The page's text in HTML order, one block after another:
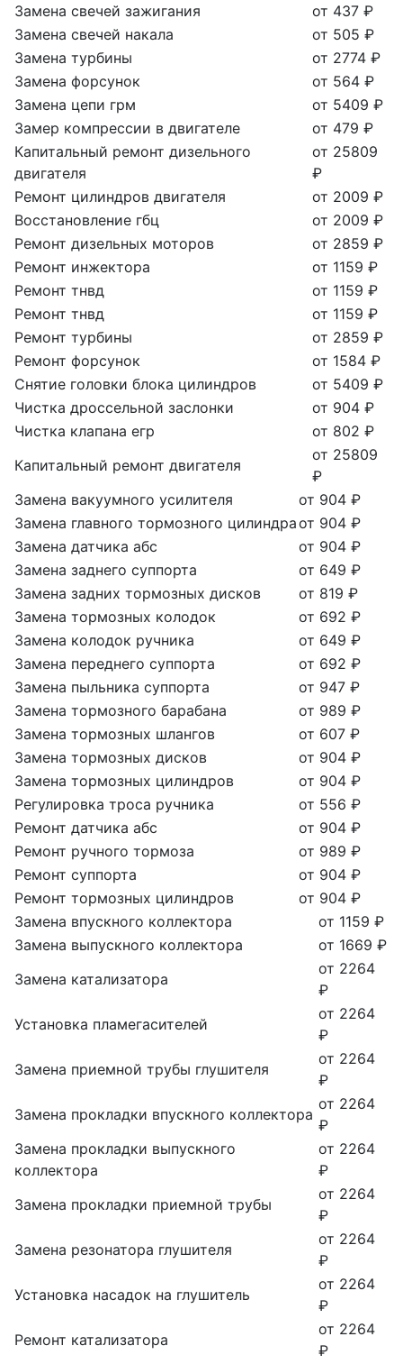
Замена свечей зажигания
от 437 ₽
Замена свечей накала
от 505 ₽
Замена турбины
от 2774 ₽
Замена форсунок
от 564 ₽
Замена цепи грм
от 5409 ₽
Замер компрессии в двигателе
от 479 ₽
Капитальный ремонт дизельного
двигателя
от 25809
₽
Ремонт цилиндров двигателя
от 2009 ₽
Восстановление гбц
от 2009 ₽
Ремонт дизельных моторов
от 2859 ₽
Ремонт инжектора
от 1159 ₽
Ремонт тнвд
от 1159 ₽
Ремонт тнвд
от 1159 ₽
Ремонт турбины
от 2859 ₽
Ремонт форсунок
от 1584 ₽
Снятие головки блока цилиндров
от 5409 ₽
Чистка дроссельной заслонки
от 904 ₽
Чистка клапана егр
от 802 ₽
Капитальный ремонт двигателя
от 25809
₽
Замена вакуумного усилителя
от 904 ₽
Замена главного тормозного цилиндраот 904 ₽
Замена датчика абс
от 904 ₽
Замена заднего суппорта
от 649 ₽
Замена задних тормозных дисков
от 819 ₽
Замена тормозных колодок
от 692 ₽
Замена колодок ручника
от 649 ₽
Замена переднего суппорта
от 692 ₽
Замена пыльника суппорта
от 947 ₽
Замена тормозного барабана
от 989 ₽
Замена тормозных шлангов
от 607 ₽
Замена тормозных дисков
от 904 ₽
Замена тормозных цилиндров
от 904 ₽
Регулировка троса ручника
от 556 ₽
Ремонт датчика абс
от 904 ₽
Ремонт ручного тормоза
от 989 ₽
Ремонт суппорта
от 904 ₽
Ремонт тормозных цилиндров
от 904 ₽
Замена впускного коллектора
от 1159 ₽
Замена выпускного коллектора
от 1669 ₽
Замена катализатора
от 2264
₽
Установка пламегасителей
от 2264
₽
Замена приемной трубы глушителя
от 2264
₽
Замена прокладки впускного коллектора
от 2264
₽
Замена прокладки выпускного
коллектора
от 2264
₽
Замена прокладки приемной трубы
от 2264
₽
Замена резонатора глушителя
от 2264
₽
Установка насадок на глушитель
от 2264
₽
Ремонт катализатора
от 2264
₽